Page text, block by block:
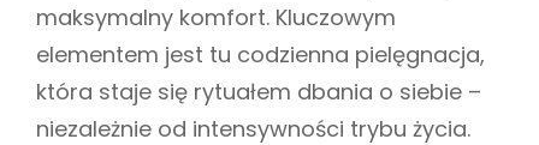
maksymalny komfort. Kluczowym
elementem jest tu codzienna pielęgnacja,
która staje się rytuałem dbania o siebie –
niezależnie od intensywności trybu życia.